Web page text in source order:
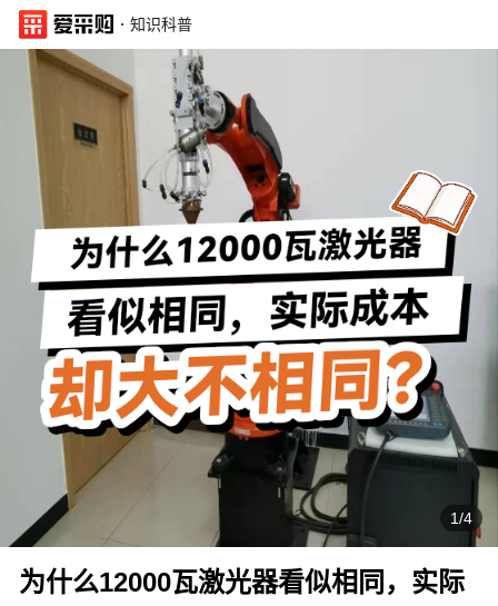
· 知识科普
1/4
为什么12000瓦激光器看似相同，实际